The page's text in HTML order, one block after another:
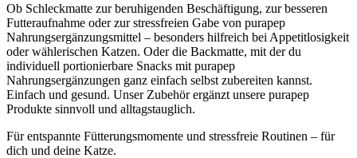
Ob Schleckmatte zur beruhigenden Beschäftigung, zur besseren
Futteraufnahme oder zur stressfreien Gabe von purapep
Nahrungsergänzungsmittel – besonders hilfreich bei Appetitlosigkeit
oder wählerischen Katzen. Oder die Backmatte, mit der du
individuell portionierbare Snacks mit purapep
Nahrungsergänzungen ganz einfach selbst zubereiten kannst.
Einfach und gesund. Unser Zubehör ergänzt unsere purapep
Produkte sinnvoll und alltagstauglich.
Für entspannte Fütterungsmomente und stressfreie Routinen – für
dich und deine Katze.